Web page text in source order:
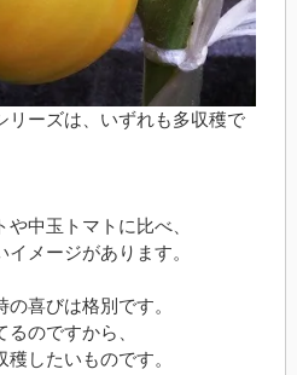
リーズは、いずれも多収穫で
中玉トマトに比べ、
メージがあります。
喜びは格別です。
のですから、
したいものです。